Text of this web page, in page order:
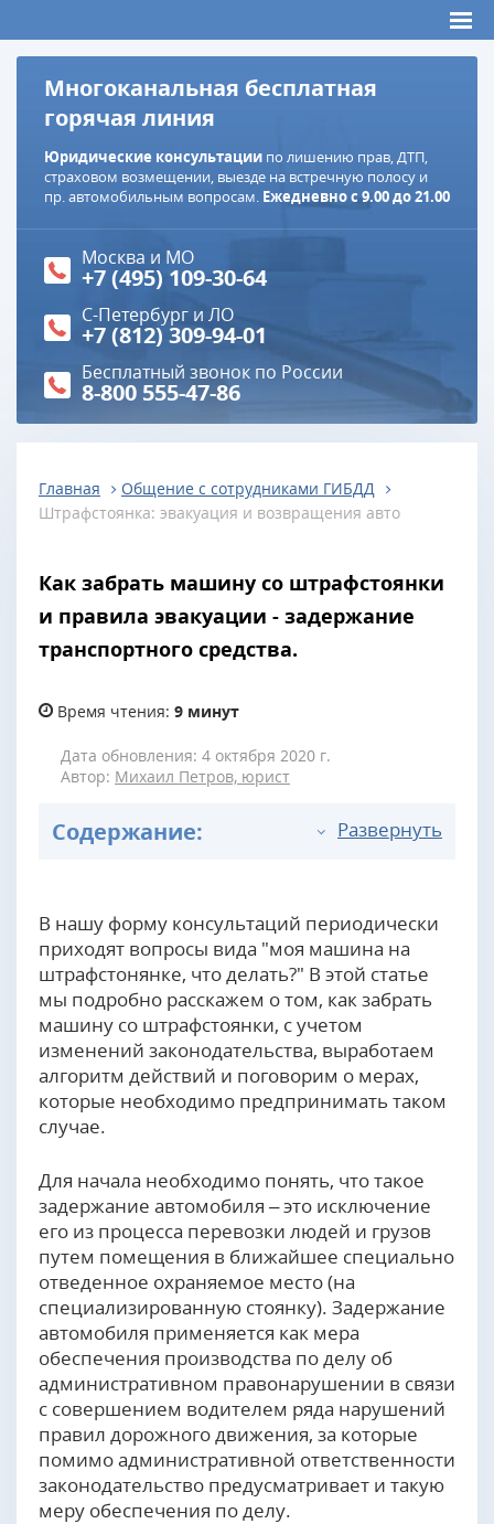
Многоканальная бесплатная
горячая линия
Юридические консультации по лишению прав, ДТП,
страховом возмещении, выезде на встречную полосу и
пр. автомобильным вопросам. Ежедневно с 9.00 до 21.00
Москва и МО
+7 (495) 109-30-64
С-Петербург и ЛО
+7 (812) 309-94-01
Бесплатный звонок по России
8-800 555-47-86
Главная
Общение с сотрудниками ГИБДД
Штрафстоянка: эвакуация и возвращения авто
Как забрать машину со штрафстоянки
и правила эвакуации - задержание
транспортного средства.
Время чтения: 9 минут
Дата обновления: 4 октября 2020 г.
Автор: Михаил Петров, юрист
Содержание: Развернуть
В нашу форму консультаций периодически
приходят вопросы вида "моя машина на
штрафстонянке, что делать?" В этой статье
мы подробно расскажем о том, как забрать
машину со штрафстоянки, с учетом
изменений законодательства, выработаем
алгоритм действий и поговорим о мерах,
которые необходимо предпринимать таком
случае.
Для начала необходимо понять, что такое
задержание автомобиля – это исключение
его из процесса перевозки людей и грузов
путем помещения в ближайшее специально
отведенное охраняемое место (на
специализированную стоянку). Задержание
автомобиля применяется как мера
обеспечения производства по делу об
административном правонарушении в связи
с совершением водителем ряда нарушений
правил дорожного движения, за которые
помимо административной ответственности
законодательство предусматривает и такую
меру обеспечения по делу.